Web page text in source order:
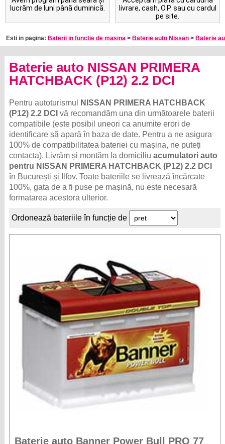
lucrăm de luni până duminică.
livrare, cash, O.P. sau cu cardul
pe site.
Esti in pagina: Baterii in functie de masina > Baterie auto Nissan > Baterie
Baterie auto NISSAN PRIMERA
HATCHBACK (P12) 2.2 DCI
Pentru autoturismul
NISSAN PRIMERA HATCHBACK
(P12) 2.2 DCI vă recomandăm una din următoarele baterii
compatibile (este posibil uneori ca anumite erori de
identificare să apară în baza de date. Pentru a ne asigura
100% de compatibilitatea bateriei cu mașina, ne puteți
contacta). Livrăm și montăm la domiciliuacumulatori auto
pentru NISSAN PRIMERA HATCHBACK (P12) 2.2 DCI
în București și Ilfov. Toate bateriile se livrează încărcate
100%, gata de a fi puse pe mașină, nu este necesară
formatarea acestora ulterior.
Ordonează bateriile în funcție de
Baterie auto Banner Power Bull PRO 77